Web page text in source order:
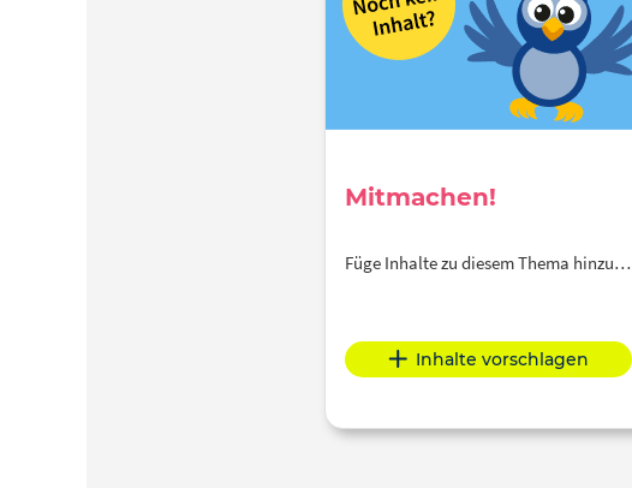
Mitmachen!
Füge Inhalte zu diesem Thema hinzu…
Inhalte vorschlagen